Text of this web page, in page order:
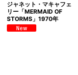
ジャネット・マキャフェ
リー「MERMAID OF
STORMS」1970年